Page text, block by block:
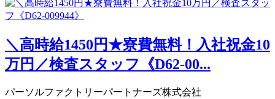
＼高時給1450円★寮費無料！入社祝金10
万円／検査スタッフ《D62-00...
パーソルファクトリーパートナーズ株式会社